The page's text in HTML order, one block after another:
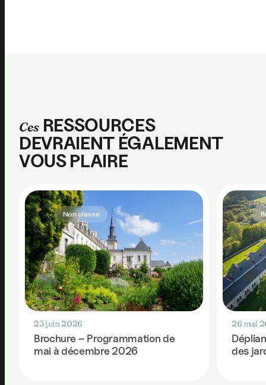
Ces RESSOURCES
DEVRAIENT ÉGALEMENT
VOUS PLAIRE
Non classé
23 juin 2026
Brochure – Programmation de
mai à décembre 2026
26 mai
des